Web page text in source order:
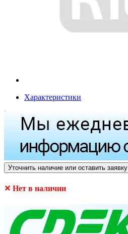
Характеристики
Уточнить наличие или оставить заявку
✕ Нет в наличии